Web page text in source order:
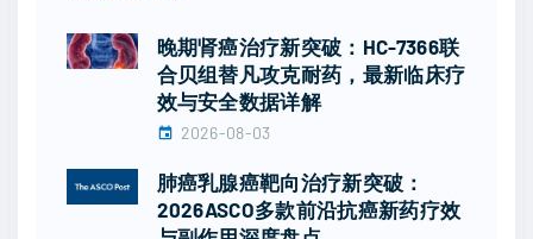
晚期肾癌治疗新突破：HC-7366联
合贝组替凡攻克耐药，最新临床疗
效与安全数据详解
2026-08-03
肺癌乳腺癌靶向治疗新突破：
2026ASCO多款前沿抗癌新药疗效